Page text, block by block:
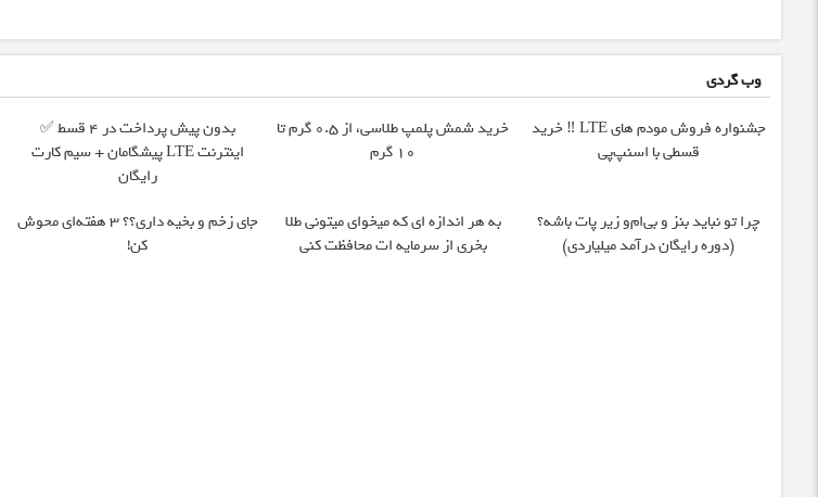
وب گردی
جشنواره فروش مودم های LTE ‼️ خرید
قسطی با اسنپ‌پی
خرید شمش پلمپ طلاسی، از ۰.۵ گرم تا
۱۰ گرم
بدون پیش پرداخت در 4 قسط ✅
اینترنت LTE پیشگامان + سیم کارت
رایگان
چرا تو نباید بنز و بی‌ام‌و زیر پات باشه؟
(دوره رایگان درآمد میلیاردی)
به هر اندازه ای که میخوای میتونی طلا
بخری از سرمایه ات محافظت کنی
جای زخم و بخیه داری؟؟ 3 هفته‌ای محوش
کن!